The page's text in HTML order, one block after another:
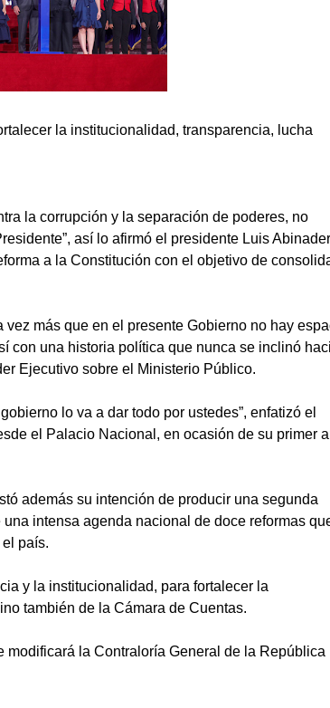
la institucionalidad, transparencia, lucha
la corrupción y la separación de poderes, no
así lo afirmó el presidente Luis Abinader
a la Constitución con el objetivo de
más que en el presente Gobierno no hay
con una historia política que nunca se inclinó
Ejecutivo sobre el Ministerio Público.
lo va a dar todo por ustedes”, enfatizó el
el Palacio Nacional, en ocasión de su primer
además su intención de producir una segunda
intensa agenda nacional de doce reformas
país.
y la institucionalidad, para fortalecer la
también de la Cámara de Cuentas.
la Contraloría General de la República